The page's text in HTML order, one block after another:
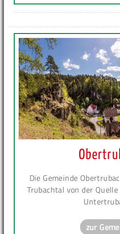
Die Gemeinde
Trubachtal von der
zur